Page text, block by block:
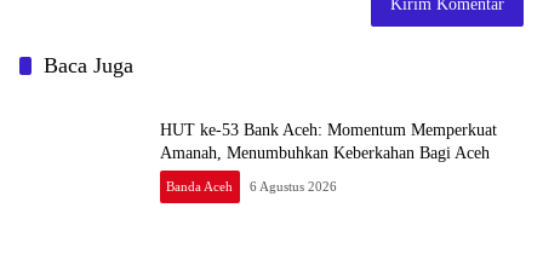
Baca Juga
HUT ke-53 Bank Aceh: Momentum Memperkuat
Amanah, Menumbuhkan Keberkahan Bagi Aceh
Banda Aceh 6 Agustus 2026